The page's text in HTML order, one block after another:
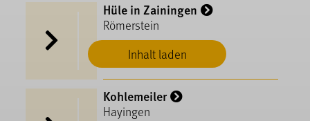
Inhalt laden
Hüle in Zainingen
Römerstein
Kohlemeiler
Hayingen